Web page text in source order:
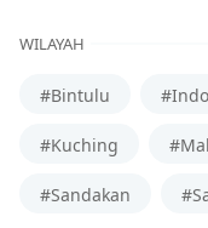
WILAYAH
#Bintulu
#Kuching
#Sandakan